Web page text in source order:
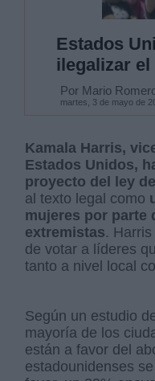
Estados
ilegalizar
Por Mario
martes, 3 de mayo de
Kamala Harris,
Estados Unidos,
proyecto del ley
al texto legal como
mujeres por parte
extremistas.
de votar a líderes
tanto a nivel local
Según un estudio
mayoría de los
están a favor del
estadounidenses